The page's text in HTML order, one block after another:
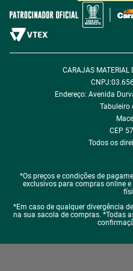
Política de Desconto
Fale com encarregado de dados
CARAJAS MATERIAL
Endereço: Avenida
Tabuleiro
CEP
Todos os
*Os preços e condições de
exclusivos para compras online
*Em caso de qualquer divergência
na sua sacola de compras. *Todas